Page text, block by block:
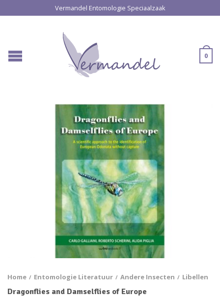
Vermandel Entomologie Speciaalzaak
0
Home / Entomologie Literatuur / Andere Insecten / Libellen
Dragonflies and Damselflies of Europe